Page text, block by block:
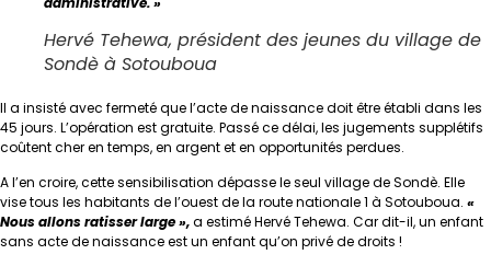
Hervé Tehewa, président des jeunes du village de
Sondè à Sotouboua
Il a insisté avec fermeté que l’acte de naissance doit être établi dans les
45 jours. L’opération est gratuite. Passé ce délai, les jugements supplétifs
coûtent cher en temps, en argent et en opportunités perdues.
A l’en croire, cette sensibilisation dépasse le seul village de Sondè. Elle
vise tous les habitants de l’ouest de la route nationale 1 à Sotouboua. «
Nous allons ratisser large »,a estimé Hervé Tehewa. Car dit-il, un enfant
sans acte de naissance est un enfant qu’on privé de droits !